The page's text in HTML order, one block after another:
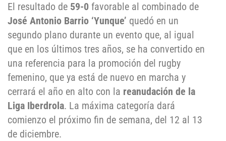
El resultado de 59-0 favorable al combinado de
José Antonio Barrio ‘Yunque’ quedó en un
segundo plano durante un evento que, al igual
que en los últimos tres años, se ha convertido en
una referencia para la promoción del rugby
femenino, que ya está de nuevo en marcha y
cerrará el año en alto con la reanudación de la
Liga Iberdrola. La máxima categoría dará
comienzo el próximo fin de semana, del 12 al 13
de diciembre.